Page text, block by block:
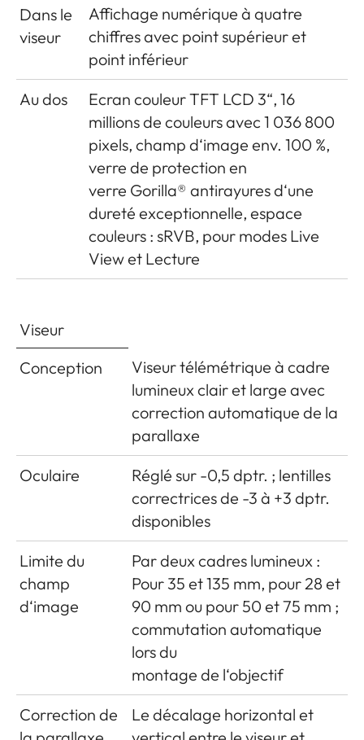
clignotante sur le devant de
l‘appareil photo ainsi
qu‘affichage correspondant
à l‘écran)
Avec l‘interrupteur principal
sur le volet de protection de
l‘appareil photo, au choix
arrêt automatique de
l‘appareil photo
après environ 2-5-10 minutes,
réactivation par le
déclencheur
Alimentation
mAh ; courant
maximal/tension maximale :
courant continu 1000
mA, 7,4 V ; n° de modèle : B-
SCL5, fabricant : PT. VARTA
Micro batterie, fabriquée en
Indonésie
Chargeur
Entrées : courant alternatif
100-240 V, 50/60 Hz, 300
mA, commutation
automatique, ou courant
continu 12 V, 1,3 A ;
sortie : valeur nominale du
courant continu 7,4 V, 1000
mA / max. 8,25 V, 1100 mA ;
n° de modèle : B-SCL5,
Dans le
viseur
Affichage numérique à quatre
chiffres avec point supérieur et
point inférieur
Au dos
Ecran couleur TFT LCD 3“, 16
millions de couleurs avec 1 036 800
pixels, champ d‘image env. 100 %,
verre de protection en
verre Gorilla® antirayures d‘une
dureté exceptionnelle, espace
couleurs : sRVB, pour modes Live
View et Lecture
Viseur
Conception
Viseur télémétrique à cadre
lumineux clair et large avec
correction automatique de la
parallaxe
Oculaire
Réglé sur -0,5 dptr. ; lentilles
correctrices de -3 à +3 dptr.
disponibles
Limite du
champ
d‘image
Par deux cadres lumineux :
Pour 35 et 135 mm, pour 28 et
90 mm ou pour 50 et 75 mm ;
commutation automatique
lors du
montage de l‘objectif
Correction de
Le décalage horizontal et